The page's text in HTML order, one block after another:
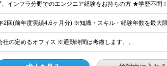
の定めるオフィス ※通勤時間は考慮します。。